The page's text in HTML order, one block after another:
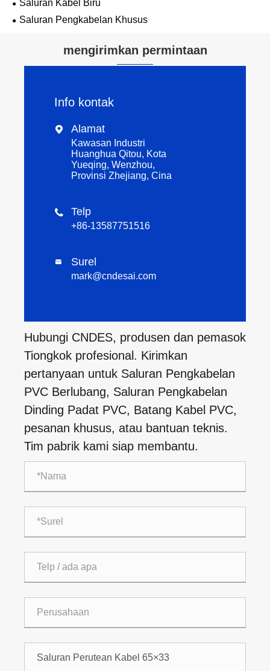
Saluran Kabel Biru
Saluran Pengkabelan Khusus
mengirimkan permintaan
Info kontak
 Alamat
Kawasan Industri
Huanghua Qitou, Kota
Yueqing, Wenzhou,
Provinsi Zhejiang, Cina
 Telp
+86-13587751516
 Surel
mark@cndesai.com
Hubungi CNDES, produsen dan pemasok
Tiongkok profesional. Kirimkan
pertanyaan untuk Saluran Pengkabelan
PVC Berlubang, Saluran Pengkabelan
Dinding Padat PVC, Batang Kabel PVC,
pesanan khusus, atau bantuan teknis.
Tim pabrik kami siap membantu.